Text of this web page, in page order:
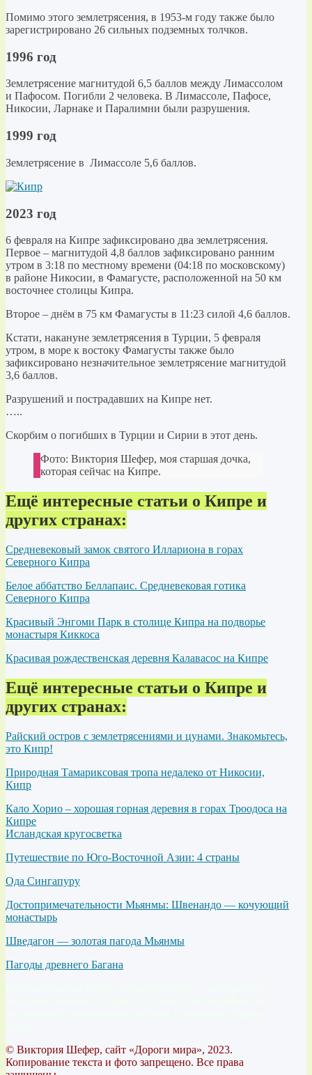
Помимо этого землетрясения, в 1953-м году также было
зарегистрировано 26 сильных подземных толчков.
1996 год
Землетрясение магнитудой 6,5 баллов между Лимассолом
и Пафосом. Погибли 2 человека. В Лимассоле, Пафосе,
Никосии, Ларнаке и Паралимни были разрушения.
1999 год
Землетрясение в Лимассоле 5,6 баллов.
2023 год
6 февраля на Кипре зафиксировано два землетрясения.
Первое – магнитудой 4,8 баллов зафиксировано ранним
утром в 3:18 по местному времени (04:18 по московскому)
в районе Никосии, в Фамагусте, расположенной на 50 км
восточнее столицы Кипра.
Второе – днём в 75 км Фамагусты в 11:23 силой 4,6 баллов.
Кстати, накануне землетрясения в Турции, 5 февраля
утром, в море к востоку Фамагусты также было
зафиксировано незначительное землетрясение магнитудой
3,6 баллов.
Разрушений и пострадавших на Кипре нет.
…..
Скорбим о погибших в Турции и Сирии в этот день.
Фото: Виктория Шефер, моя старшая дочка,
которая сейчас на Кипре.
Ещё интересные статьи о Кипре и
других странах:
Средневековый замок святого Иллариона в горах
Северного Кипра
Белое аббатство Беллапаис. Средневековая готика
Северного Кипра
Красивый Энгоми Парк в столице Кипра на подворье
монастыря Киккоса
Красивая рождественская деревня Калавасос на Кипре
Ещё интересные статьи о Кипре и
других странах:
Райский остров с землетрясениями и цунами. Знакомьтесь,
это Кипр!
Природная Тамариксовая тропа недалеко от Никосии,
Кипр
Кало Хорио – хорошая горная деревня в горах Троодоса на
Кипре
Исландская кругосветка
Путешествие по Юго-Восточной Азии: 4 страны
Ода Сингапуру
Достопримечательности Мьянмы: Швенандо — кочующий
монастырь
Шведагон — золотая пагода Мьянмы
Пагоды древнего Багана
© Виктория Шефер, сайт «Дороги мира», 2023.
Копирование текста и фото запрещено. Все права